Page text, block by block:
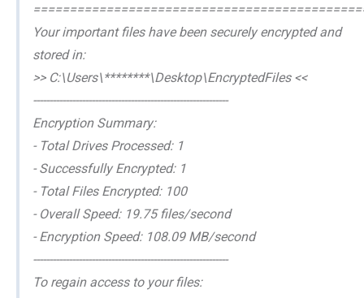
Your important files have been securely encrypted and
stored in:
>> C:\Users\********\Desktop\EncryptedFiles <<
------------------------------------------------------------
Encryption Summary:
- Total Drives Processed: 1
- Successfully Encrypted: 1
- Total Files Encrypted: 100
- Overall Speed: 19.75 files/second
- Encryption Speed: 108.09 MB/second
------------------------------------------------------------
To regain access to your files: